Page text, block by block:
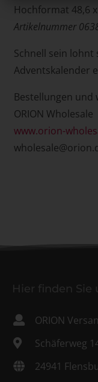
Hochformat 48,6
Artikelnummer
Schnell sein lohnt
Adventskalender
Bestellungen
ORION Wholesale
www.orion-
Hier finden Sie
ORION
Schäferweg
24941